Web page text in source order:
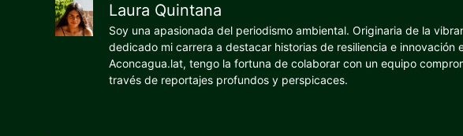
Laura Quintana
Soy una apasionada del periodismo ambiental. Originaria de la
dedicado mi carrera a destacar historias de resiliencia e innovación
Aconcagua.lat, tengo la fortuna de colaborar con un equipo
través de reportajes profundos y perspicaces.